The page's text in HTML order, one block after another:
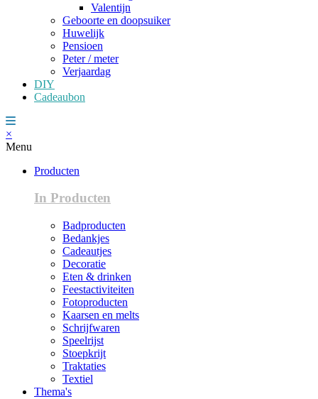
Valentijn
Geboorte en doopsuiker
Huwelijk
Pensioen
Peter / meter
Verjaardag
DIY
Cadeaubon
×
Menu
Producten
In Producten
Badproducten
Bedankjes
Cadeautjes
Decoratie
Eten & drinken
Feestactiviteiten
Fotoproducten
Kaarsen en melts
Schrijfwaren
Speelrijst
Stoepkrijt
Traktaties
Textiel
Thema's